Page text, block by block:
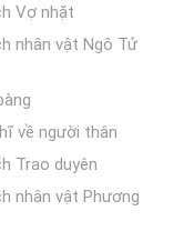
Vợ nhặt
nhân vật Ngô Tử
về người thân
Trao duyên
nhân vật Phương